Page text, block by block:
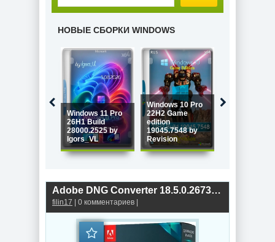
НОВЫЕ СБОРКИ WINDOWS
Windows 11 Pro
26H1 Build
28000.2525 by
Igors_VL
Windows 10 Pro
22H2 Game
edition
19045.7548 by
Revision
Adobe DNG Converter 18.5.0.2673 by 7997
filin17 | 0 комментариев |